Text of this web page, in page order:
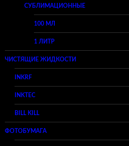
СУБЛИМАЦИОННЫЕ
100 МЛ
1 ЛИТР
ЧИСТЯЩИЕ ЖИДКОСТИ
INKRF
INKTEC
BILL KILL
ФОТОБУМАГА